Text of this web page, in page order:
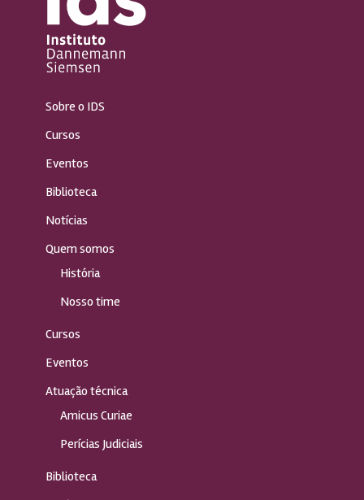
Sobre o IDS
Cursos
Eventos
Biblioteca
Notícias
Quem somos
História
Nosso time
Cursos
Eventos
Atuação técnica
Amicus Curiae
Perícias Judiciais
Biblioteca